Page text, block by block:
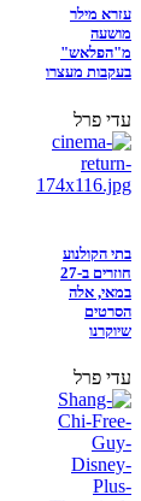
עזרא מילר
מושעה
מ"הפלאש"
בעקבות מעצרו
עדי פרל
בתי הקולנוע
חוזרים ב-27
במאי, אלה
הסרטים
שיוקרנו
עדי פרל